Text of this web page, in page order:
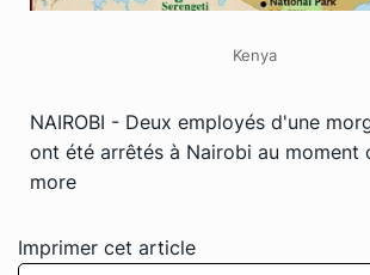
Kenya
NAIROBI - Deux employés d'une
ont été arrêtés à Nairobi au moment
more
Imprimer cet article